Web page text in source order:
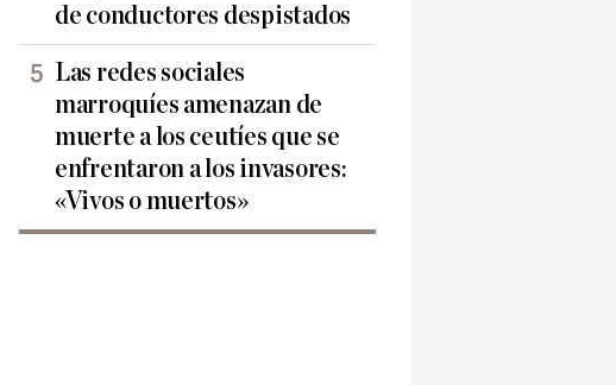
de conductores despistados
Las redes sociales
marroquíes amenazan de
muerte a los ceutíes que se
enfrentaron a los invasores:
«Vivos o muertos»